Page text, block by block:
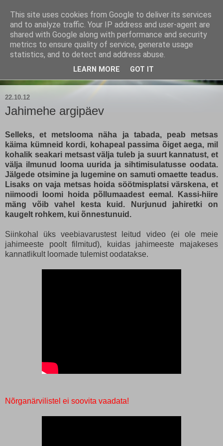
Kärla Jahimeeste Selts
Blogi Saaremaa keskpaiga jahimeeste tegemistest
22.10.12
Jahimehe argipäev
Selleks, et metslooma näha ja tabada, peab metsas
käima kümneid kordi, kohapeal passima õiget aega, mil
kohalik seakari metsast välja tuleb ja suurt kannatust, et
välja ilmunud looma uurida ja sihtimisulatusse oodata.
Jälgede otsimine ja lugemine on samuti omaette teadus.
Lisaks on vaja metsas hoida söötmisplatsi värskena, et
niimoodi loomi hoida põllumaadest eemal. Kassi-hiire
mäng võib vahel kesta kuid. Nurjunud jahiretki on
kaugelt rohkem, kui õnnestunuid.
Siinkohal üks veebiavarustest leitud video (ei ole meie
jahimeeste poolt filmitud), kuidas jahimeeste majakeses
kannatlikult loomade tulemist oodatakse.
Nõrganärvilistel ei soovita vaadata!
This site uses cookies from Google to deliver its services
and to analyze traffic. Your IP address and user-agent are
shared with Google along with performance and security
metrics to ensure quality of service, generate usage
statistics, and to detect and address abuse.
LEARN MORE GOT IT